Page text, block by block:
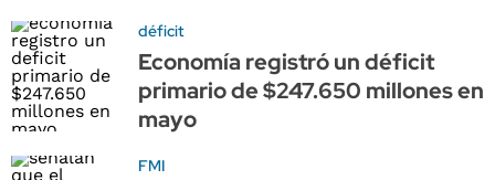
déficit
Economía registró un déficit
primario de $247.650 millones en
mayo
FMI